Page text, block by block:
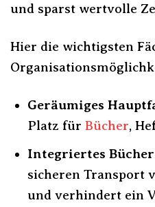
und sparst wertvolle
Hier die wichtigsten
Geräumiges
Platz für Bücher,
Integriertes
sicheren Transport
und verhindert ein